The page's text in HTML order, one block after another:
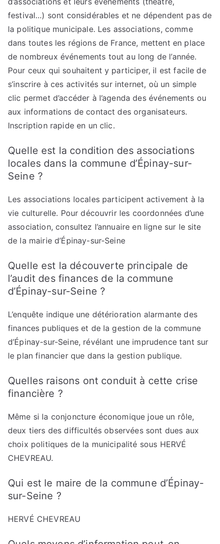
festival…) sont considérables et ne dépendent pas de
la politique municipale. Les associations, comme
dans toutes les régions de France, mettent en place
de nombreux événements tout au long de l’année.
Pour ceux qui souhaitent y participer, il est facile de
s’inscrire à ces activités sur internet, où un simple
clic permet d’accéder à l’agenda des événements ou
aux informations de contact des organisateurs.
Inscription rapide en un clic.
Quelle est la condition des associations
locales dans la commune d’Épinay-sur-
Seine ?
Les associations locales participent activement à la
vie culturelle. Pour découvrir les coordonnées d’une
association, consultez l’annuaire en ligne sur le site
de la mairie d’Épinay-sur-Seine
Quelle est la découverte principale de
l’audit des finances de la commune
d’Épinay-sur-Seine ?
L’enquête indique une détérioration alarmante des
finances publiques et de la gestion de la commune
d’Épinay-sur-Seine, révélant une imprudence tant sur
le plan financier que dans la gestion publique.
Quelles raisons ont conduit à cette crise
financière ?
Même si la conjoncture économique joue un rôle,
deux tiers des difficultés observées sont dues aux
choix politiques de la municipalité sous HERVÉ
CHEVREAU.
Qui est le maire de la commune d’Épinay-
sur-Seine ?
HERVÉ CHEVREAU